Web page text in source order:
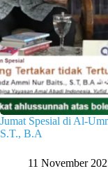
Jumat Spesial di Al-
S.T., B.A
11 November